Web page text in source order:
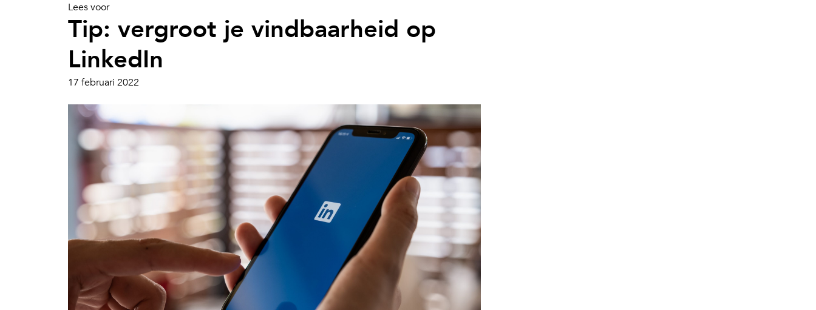
Lees voor
Tip: vergroot je vindbaarheid op
LinkedIn
17 februari 2022